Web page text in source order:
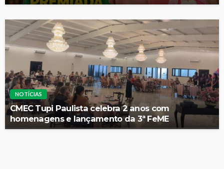
NOTÍCIAS
CMEC Tupi Paulista celebra 2 anos com
homenagens e lançamento da 3ª FeME